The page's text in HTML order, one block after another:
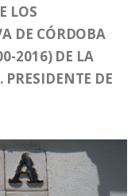
LOS
DE CÓRDOBA
2016) DE LA
DE